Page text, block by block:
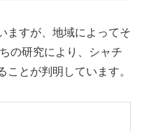
ますが、地域によってそ
の研究により、シャチ
とが判明しています。